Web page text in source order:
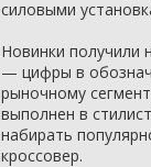
силовыми
Новинки получили
— цифры в
рыночному
выполнен в
набирать
кроссовер.